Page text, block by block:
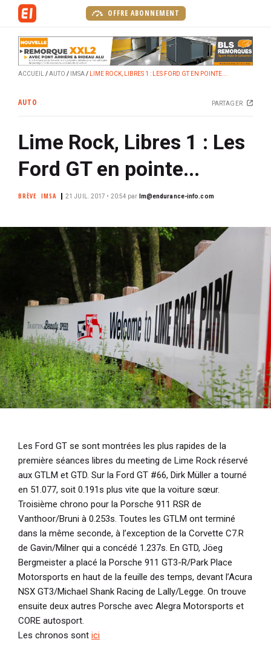
r
n
OFFRE ABONNEMENT
ACCUEIL AUTO IMSA LIME ROCK, LIBRES 1 : LES FORD GT EN POINTE...
AUTO PARTAGER
Lime Rock, Libres 1 : Les
Ford GT en pointe...
BRÈVE IMSA 21 JUIL. 2017 • 20:54 par lm@endurance-info.com
Les Ford GT se sont montrées les plus rapides de la
première séances libres du meeting de Lime Rock réservé
aux GTLM et GTD. Sur la Ford GT #66, Dirk Müller a tourné
en 51.077, soit 0.191s plus vite que la voiture sœur.
Troisième chrono pour la Porsche 911 RSR de
Vanthoor/Bruni à 0.253s. Toutes les GTLM ont terminé
dans la même seconde, à l’exception de la Corvette C7.R
de Gavin/Milner qui a concédé 1.237s. En GTD, Jöeg
Bergmeister a placé la Porsche 911 GT3-R/Park Place
Motorsports en haut de la feuille des temps, devant l’Acura
NSX GT3/Michael Shank Racing de Lally/Legge. On trouve
ensuite deux autres Porsche avec Alegra Motorsports et
CORE autosport.
Les chronos sont ici